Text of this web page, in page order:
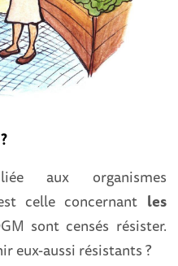
aux organismes
celle concernant les
sont censés résister.
eux-aussi résistants ?